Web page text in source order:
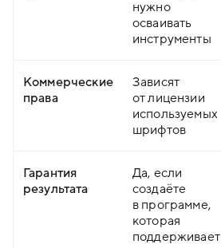
нужно
осваивать
инструменты
Коммерческие
права
Зависят
от лицензии
используемых
шрифтов
Гарантия
результата
Да, если
создаёте
в программе,
которая
поддерживает